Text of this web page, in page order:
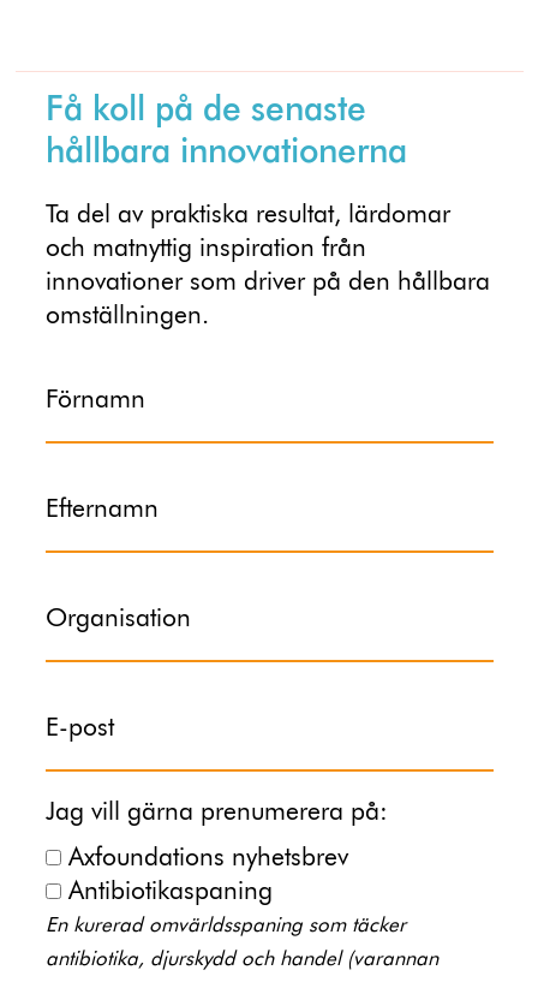
Få koll på de senaste
hållbara innovationerna
Ta del av praktiska resultat, lärdomar
och matnyttig inspiration från
innovationer som driver på den hållbara
omställningen.
Förnamn
Efternamn
Organisation
E-post
Jag vill gärna prenumerera på:
Axfoundations nyhetsbrev
Antibiotikaspaning
En kurerad omvärldsspaning som täcker
antibiotika, djurskydd och handel (varannan